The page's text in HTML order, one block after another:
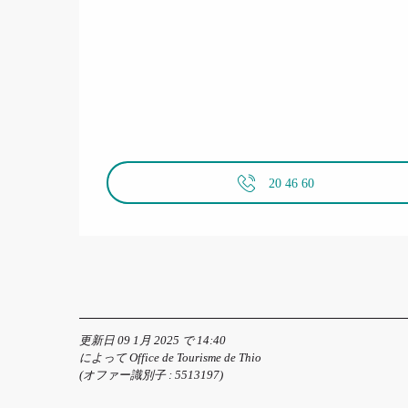
20 46 60
更新日 09 1月 2025 で 14:40
によって Office de Tourisme de Thio
(オファー識別子 : 5513197)